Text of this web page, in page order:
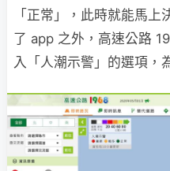
「正常」，此時就能馬
了 app 之外，高速公路
入「人潮示警」的選項，